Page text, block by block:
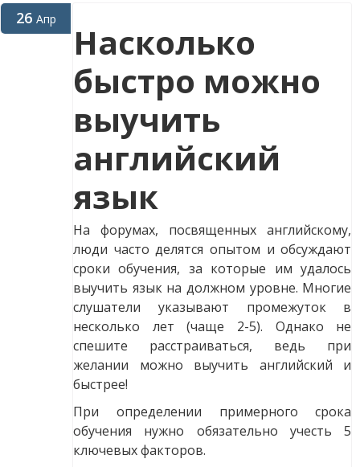
26 Апр
Насколько
быстро можно
выучить
английский
язык
На форумах, посвященных английскому,
люди часто делятся опытом и обсуждают
сроки обучения, за которые им удалось
выучить язык на должном уровне. Многие
слушатели указывают промежуток в
несколько лет (чаще 2-5). Однако не
спешите расстраиваться, ведь при
желании можно выучить английский и
быстрее!
При определении примерного срока
обучения нужно обязательно учесть 5
ключевых факторов.